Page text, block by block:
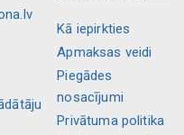
Kā iepirkties
Apmaksas veidi
Piegādes
nosacījumi
Privātuma politika